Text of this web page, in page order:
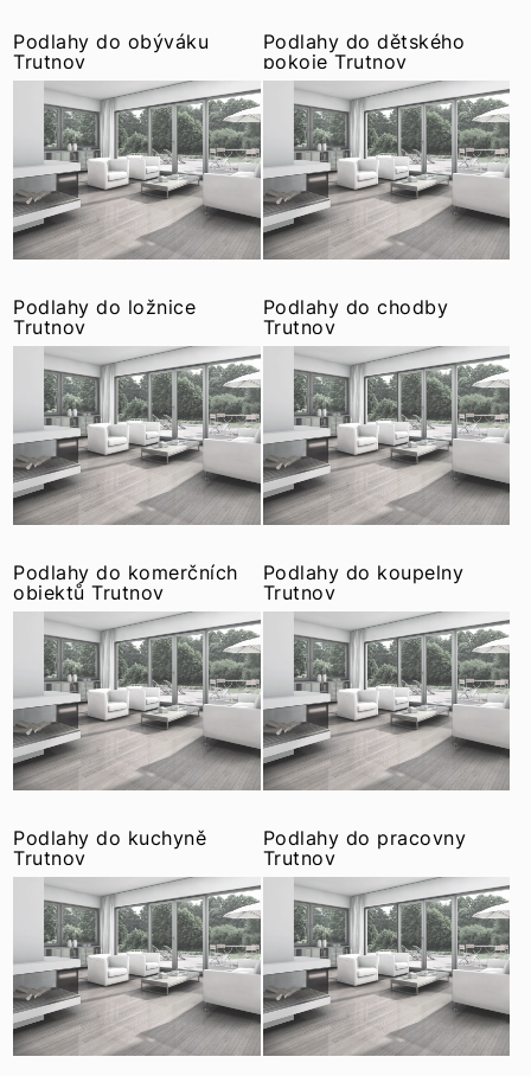
Podlahy do obýváku
Trutnov
Podlahy do dětského
pokoje Trutnov
Podlahy do ložnice
Trutnov
Podlahy do chodby
Trutnov
Podlahy do komerčních
objektů Trutnov
Podlahy do koupelny
Trutnov
Podlahy do kuchyně
Trutnov
Podlahy do pracovny
Trutnov